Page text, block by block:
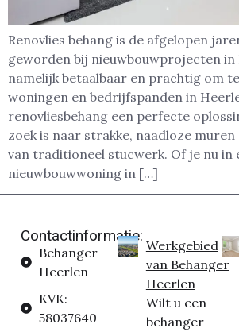
Renovlies behang is de afgelopen
geworden bij nieuwbouwprojecten in
namelijk betaalbaar en prachtig om
woningen en bedrijfspanden in
renovliesbehang een perfecte
zoek is naar strakke, naadloze
van traditioneel stucwerk. Of je nu in
nieuwbouwwoning in […]
Contactinformatie:
Behanger
Heerlen
KVK:
58037640
Werkgebied
van Behanger
Heerlen
Wilt u een
behanger